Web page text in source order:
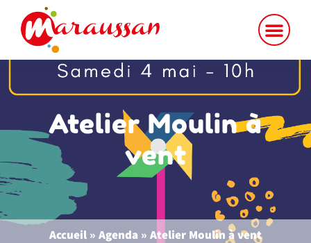
Atelier Moulin à
vent
Accueil » Agenda » Atelier Moulin à vent